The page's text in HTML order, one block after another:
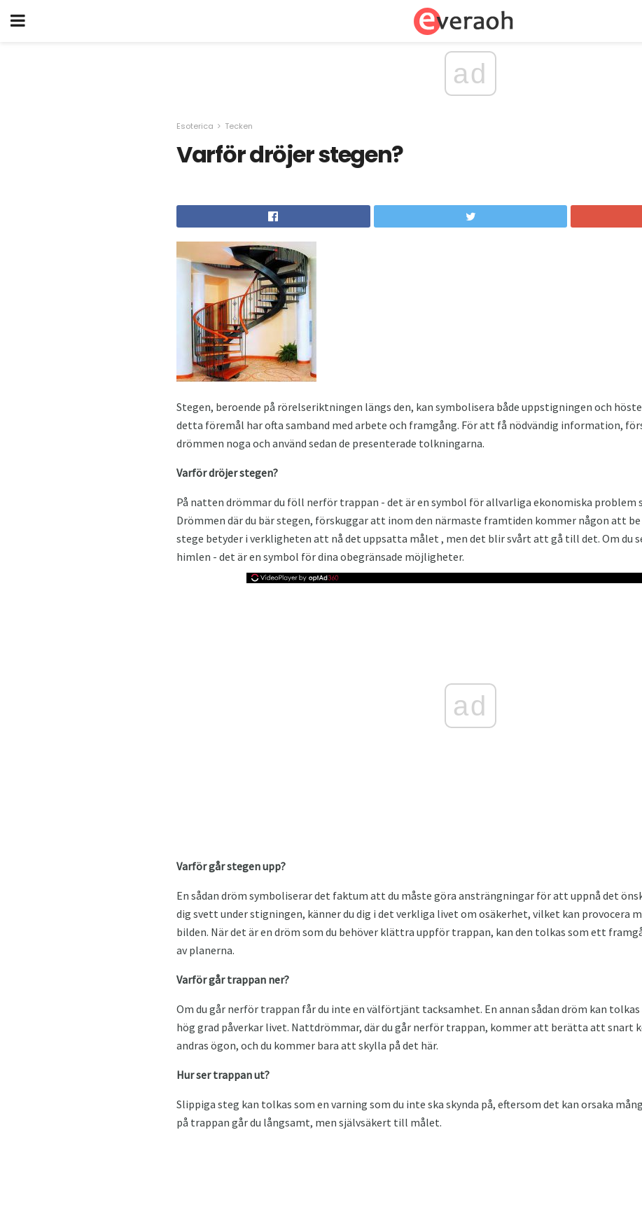
ad
Esoterica Tecken
Varför dröjer stegen?
Stegen, beroende på rörelseriktningen längs den, kan symbolisera både uppstigningen och
detta föremål har ofta samband med arbete och framgång. För att få nödvändig information,
drömmen noga och använd sedan de presenterade tolkningarna.
Varför dröjer stegen?
På natten drömmar du föll nerför trappan - det är en symbol för allvarliga ekonomiska problem
Drömmen där du bär stegen, förskuggar att inom den närmaste framtiden kommer någon att
stege betyder i verkligheten att nå det uppsatta målet , men det blir svårt att gå till det. Om du
himlen - det är en symbol för dina obegränsade möjligheter.
ad
Varför går stegen upp?
En sådan dröm symboliserar det faktum att du måste göra ansträngningar för att uppnå det
dig svett under stigningen, känner du dig i det verkliga livet om osäkerhet, vilket kan provocera
bilden. När det är en dröm som du behöver klättra uppför trappan, kan den tolkas som ett
av planerna.
Varför går trappan ner?
Om du går nerför trappan får du inte en välförtjänt tacksamhet. En annan sådan dröm kan
hög grad påverkar livet. Nattdrömmar, där du går nerför trappan, kommer att berätta att snart
andras ögon, och du kommer bara att skylla på det här.
Hur ser trappan ut?
Slippiga steg kan tolkas som en varning som du inte ska skynda på, eftersom det kan orsaka
på trappan går du långsamt, men självsäkert till målet.